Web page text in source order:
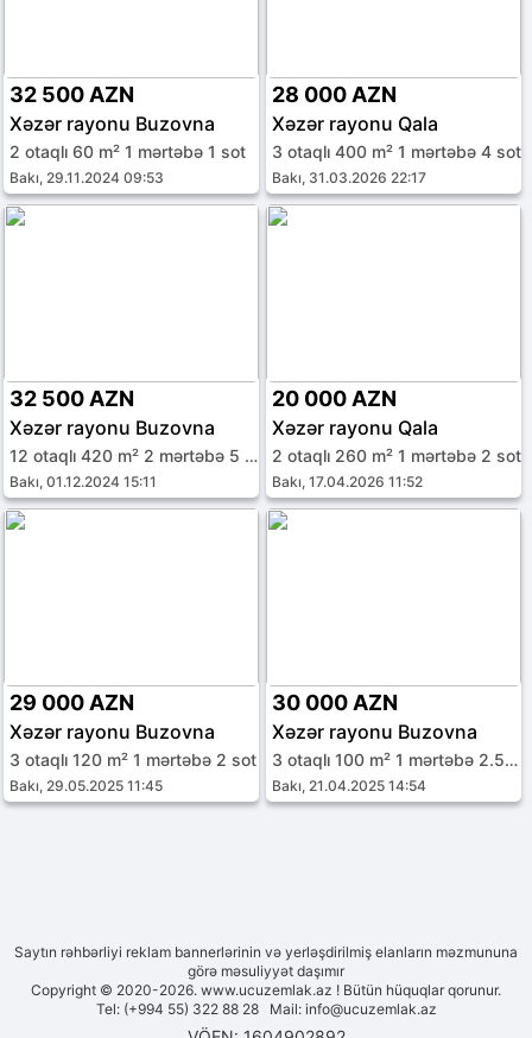
32 500 AZN
Xəzər rayonu Buzovna
2 otaqlı 60 m² 1 mərtəbə 1 sot
Bakı, 29.11.2024 09:53
28 000 AZN
Xəzər rayonu Qala
3 otaqlı 400 m² 1 mərtəbə 4 sot
Bakı, 31.03.2026 22:17
32 500 AZN
Xəzər rayonu Buzovna
12 otaqlı 420 m² 2 mərtəbə 5 sot
Bakı, 01.12.2024 15:11
20 000 AZN
Xəzər rayonu Qala
2 otaqlı 260 m² 1 mərtəbə 2 sot
Bakı, 17.04.2026 11:52
29 000 AZN
Xəzər rayonu Buzovna
3 otaqlı 120 m² 1 mərtəbə 2 sot
Bakı, 29.05.2025 11:45
30 000 AZN
Xəzər rayonu Buzovna
3 otaqlı 100 m² 1 mərtəbə 2.5 sot
Bakı, 21.04.2025 14:54
Saytın rəhbərliyi reklam bannerlərinin və yerləşdirilmiş elanların məzmununa
görə məsuliyyət daşımır
Copyright © 2020-2026. www.ucuzemlak.az ! Bütün hüquqlar qorunur.
Tel: (+994 55) 322 88 28 Mail: info@ucuzemlak.az